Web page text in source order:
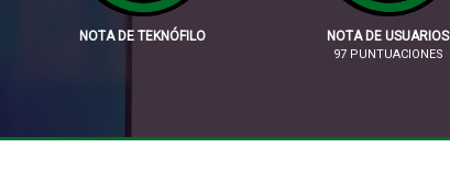
NOTA DE TEKNÓFILO NOTA DE USUARIOS
97PUNTUACIONES